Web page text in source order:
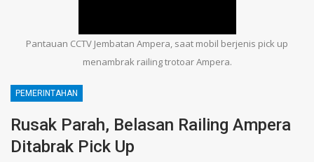
Pantauan CCTV Jembatan Ampera, saat mobil berjenis pick up
menambrak railing trotoar Ampera.
PEMERINTAHAN
Rusak Parah, Belasan Railing Ampera
Ditabrak Pick Up